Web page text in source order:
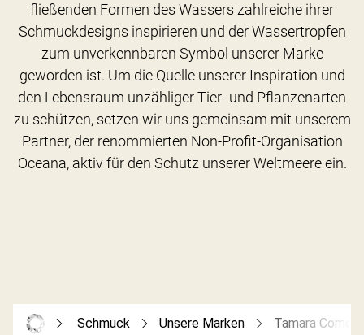
fließenden Formen des Wassers zahlreiche ihrer
Schmuckdesigns inspirieren und der Wassertropfen
zum unverkennbaren Symbol unserer Marke
geworden ist. Um die Quelle unserer Inspiration und
den Lebensraum unzähliger Tier- und Pflanzenarten
zu schützen, setzen wir uns gemeinsam mit unserem
Partner, der renommierten Non-Profit-Organisation
Schmuck Unsere Marken Tamara Comolli